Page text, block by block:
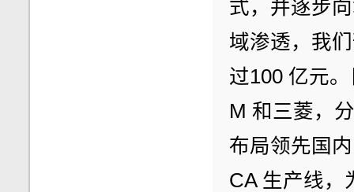
式，并逐步
域渗透，我
过100 亿元
M 和三菱，
布局领先国
CA 生产线，